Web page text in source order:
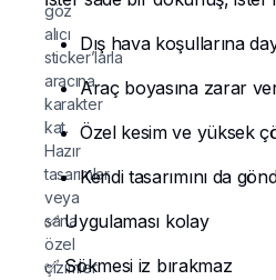
göz
alıcı
sticker’larla
aracına
karakter
kat.
Hazır
tasarımlar
veya
sana
özel
çizimler
Dış hava koşullarına
Araç boyasına zarar
Özel kesim ve yüksek
Kendi tasarımını da
✅ Uygulaması kolay
✅ Sökmesi iz bırakmaz